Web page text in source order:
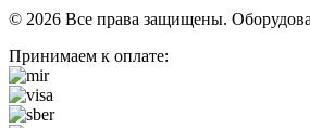
© 2026 Все права защищены.
Принимаем к оплате: